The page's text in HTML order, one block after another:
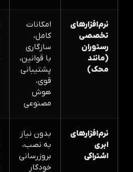
نرم‌افزارهای
تخصصی
رستوران
(مانند
محک)
امکانات
کامل،
سازگاری
با قوانین،
پشتیبانی
قوی،
هوش
مصنوعی
نرم‌افزارهای
ابری
اشتراکی
بدون نیاز
به نصب،
بروزرسانی
خودکار